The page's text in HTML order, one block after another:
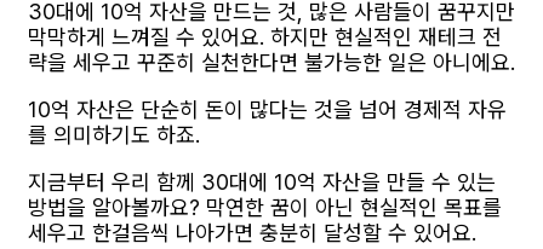
30대에 10억 자산을 만드는 것, 많은 사람들이 꿈꾸지만
막막하게 느껴질 수 있어요. 하지만 현실적인 재테크 전
략을 세우고 꾸준히 실천한다면 불가능한 일은 아니에요.
10억 자산은 단순히 돈이 많다는 것을 넘어 경제적 자유
를 의미하기도 하죠.
지금부터 우리 함께 30대에 10억 자산을 만들 수 있는
방법을 알아볼까요? 막연한 꿈이 아닌 현실적인 목표를
세우고 한걸음씩 나아가면 충분히 달성할 수 있어요.